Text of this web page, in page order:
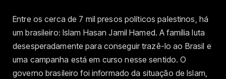
Entre os cerca de 7 mil presos políticos palestinos, há
um brasileiro: Islam Hasan Jamil Hamed. A família luta
desesperadamente para conseguir trazê-lo ao Brasil e
uma campanha está em curso nesse sentido. O
governo brasileiro foi informado da situação de Islam,